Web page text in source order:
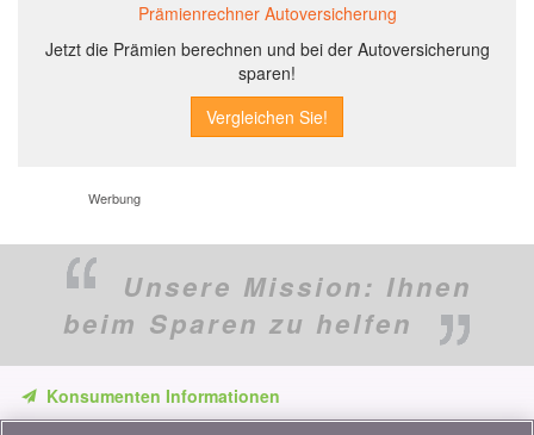
Prämienrechner Autoversicherung
Jetzt die Prämien berechnen und bei der Autoversicherung
sparen!
Werbung
Unsere Mission: Ihnen
beim Sparen zu helfen
Konsumenten Informationen